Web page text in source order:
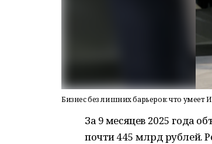
Бизнес без лишних барьеров: что умеет
За 9 месяцев 2025 года
почти 445 млрд рублей.